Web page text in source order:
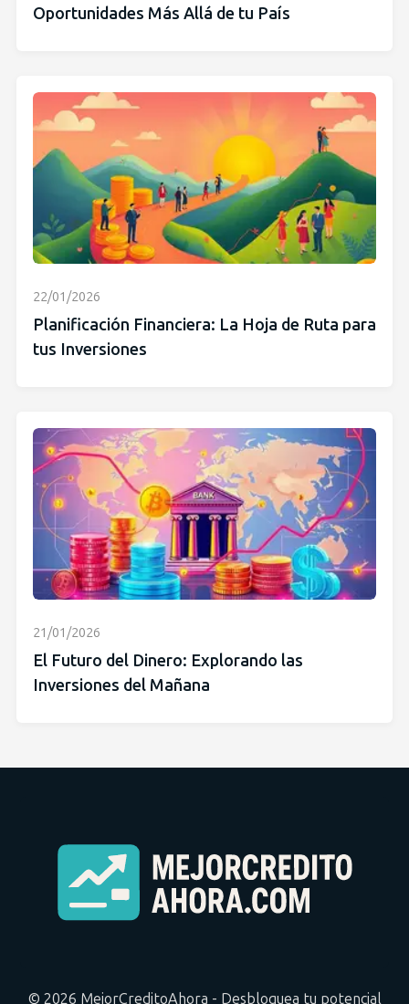
Oportunidades Más Allá de tu País
22/01/2026
Planificación Financiera: La Hoja de Ruta para
tus Inversiones
21/01/2026
El Futuro del Dinero: Explorando las
Inversiones del Mañana
© 2026 MejorCreditoAhora - Desbloquea tu potencial